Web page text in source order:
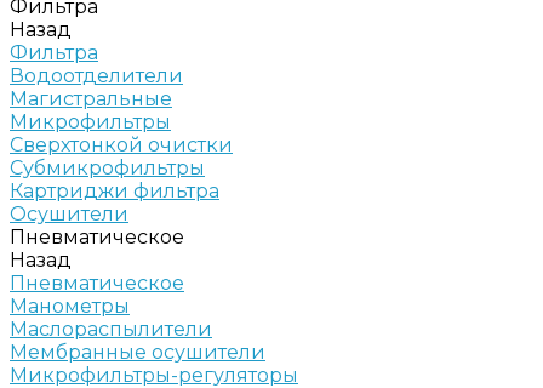
Фильтра
Назад
Фильтра
Водоотделители
Магистральные
Микрофильтры
Сверхтонкой очистки
Субмикрофильтры
Картриджи фильтра
Осушители
Пневматическое
Назад
Пневматическое
Манометры
Маслораспылители
Мембранные осушители
Микрофильтры-регуляторы